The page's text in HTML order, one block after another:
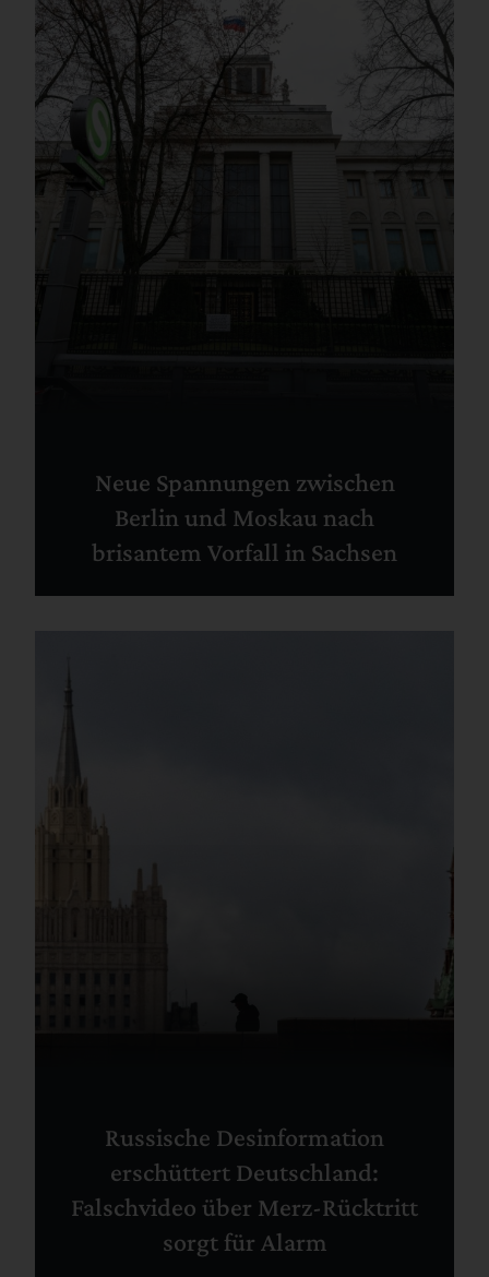
Neue Spannungen zwischen
Berlin und Moskau nach
brisantem Vorfall in Sachsen
Russische Desinformation
erschüttert Deutschland:
Falschvideo über Merz-Rücktritt
sorgt für Alarm